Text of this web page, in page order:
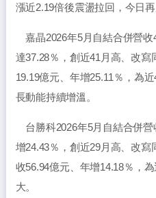
漲近2.19倍後震盪拉回，今日
嘉晶2026年5月自結合併營收
達37.28％，創近41月高、改
19.19億元、年增25.11％，為
長動能持續增溫。
台勝科2026年5月自結合併營
增24.43％，創近29月高、改
收56.94億元、年增14.18％，
大。